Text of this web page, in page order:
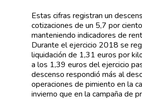
Estas cifras registran un
cotizaciones de un 5,7 por
manteniendo indicadores de
Durante el ejercicio 2018 se
liquidación de 1,31 euros por
a los 1,39 euros del ejercicio
descenso respondió más al
operaciones de pimiento en la
invierno que en la campaña de